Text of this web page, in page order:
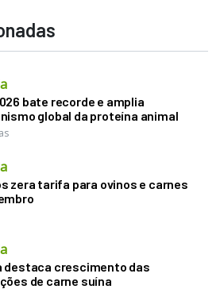
bate recorde e amplia
global da proteína animal
zera tarifa para ovinos e carnes
destaca crescimento das
de carne suína